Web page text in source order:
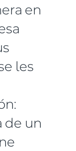
en
les
de un